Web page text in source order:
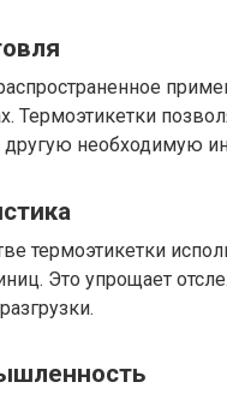
Термоэтикетки
необходимую
термоэтикетки
Это упрощает